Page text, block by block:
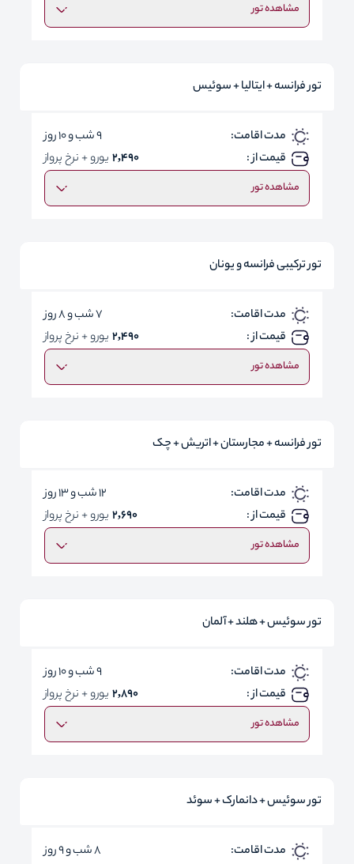
مشاهده تور
تور فرانسه + ایتالیا + سوئیس
مدت اقامت:
9 شب و 10 روز
قیمت از :
2,490 یورو + نرخ پرواز
مشاهده تور
تور ترکیبی فرانسه و یونان
مدت اقامت:
7 شب و 8 روز
قیمت از :
2,490 یورو + نرخ پرواز
مشاهده تور
تور فرانسه + مجارستان + اتریش + چک
مدت اقامت:
12 شب و 13 روز
قیمت از :
2,690 یورو + نرخ پرواز
مشاهده تور
تور سوئیس + هلند + آلمان
مدت اقامت:
9 شب و 10 روز
قیمت از :
2,890 یورو + نرخ پرواز
مشاهده تور
تور سوئیس + دانمارک + سوئد
مدت اقامت: 8 شب و 9 روز